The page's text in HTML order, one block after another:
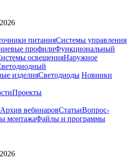
питанияСистемы управления
профилиФункциональный
освещенияНаружное
изделияСветодиоды Новинки
Проекты
Архив вебинаровСтатьиВопрос-
монтажаФайлы и программы